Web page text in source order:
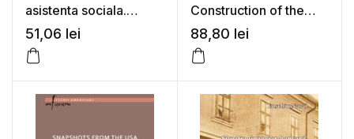
asistenta sociala.
Provocari si
perspective asupra
muncii in folosul
comunitatii in Romania
si Germania – Juliane
51,06 lei
Construction of the
Self in Social Contexts
– Alin Gavreliuc
88,80 lei